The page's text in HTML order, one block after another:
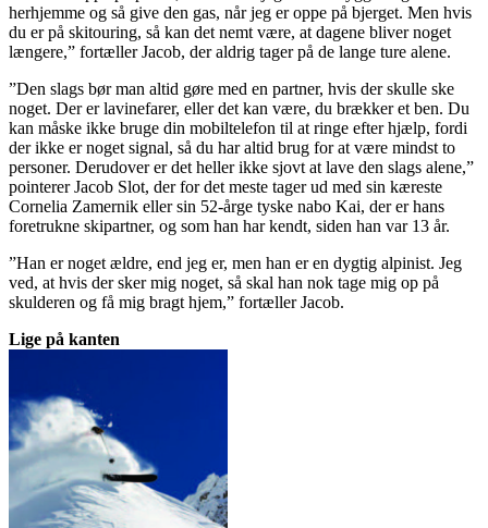
herhjemme og så give den gas, når jeg er oppe på bjerget. Men hvis
du er på skitouring, så kan det nemt være, at dagene bliver noget
længere,” fortæller Jacob, der aldrig tager på de lange ture alene.
”Den slags bør man altid gøre med en partner, hvis der skulle ske
noget. Der er lavinefarer, eller det kan være, du brækker et ben. Du
kan måske ikke bruge din mobiltelefon til at ringe efter hjælp, fordi
der ikke er noget signal, så du har altid brug for at være mindst to
personer. Derudover er det heller ikke sjovt at lave den slags alene,”
pointerer Jacob Slot, der for det meste tager ud med sin kæreste
Cornelia Zamernik eller sin 52-årge tyske nabo Kai, der er hans
foretrukne skipartner, og som han har kendt, siden han var 13 år.
”Han er noget ældre, end jeg er, men han er en dygtig alpinist. Jeg
ved, at hvis der sker mig noget, så skal han nok tage mig op på
skulderen og få mig bragt hjem,” fortæller Jacob.
Lige på kanten